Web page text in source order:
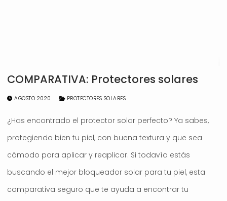
COMPARATIVA: Protectores solares
AGOSTO 2020 PROTECTORES SOLARES
¿Has encontrado el protector solar perfecto? Ya sabes,
protegiendo bien tu piel, con buena textura y que sea
cómodo para aplicar y reaplicar. Si todavía estás
buscando el mejor bloqueador solar para tu piel, esta
comparativa seguro que te ayuda a encontrar tu